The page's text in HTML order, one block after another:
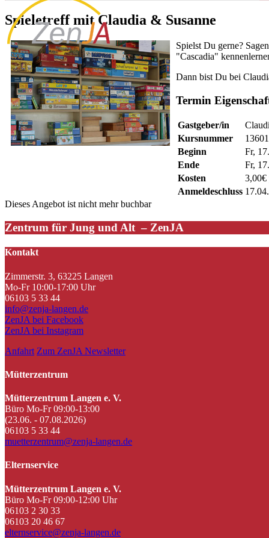
Spieletreff mit Claudia & Susanne
Spielst Du gerne?
"Cascadia"
Dann bist Du bei
Termin
Gastgeber/in
Kursnummer
13601
Beginn
Fr,
Ende
Fr,
Kosten
3,00€
Anmeldeschluss
Dieses Angebot ist nicht mehr buchbar
Zentrum für Jung und Alt – ZenJA
Kontakt
Zimmerstr. 3, 63225 Langen
Mo-Fr 10:00-17:00 Uhr
06103 5 33 44
info@zenja-langen.de
ZenJA bei Facebook
ZenJA bei Instagram
Anfahrt Zum ZenJA Newsletter
Mütterzentrum
Mütterzentrum Langen e. V.
Büro Mo-Fr 09:00-13:00
(23.06. - 07.08.2026)
06103 5 33 44
muetterzentrum@zenja-langen.de
Elternservice
Mütterzentrum Langen e. V.
Büro Mo-Fr 09:00-12:00 Uhr
06103 2 30 33
06103 20 46 67
elternservice@zenja-langen.de